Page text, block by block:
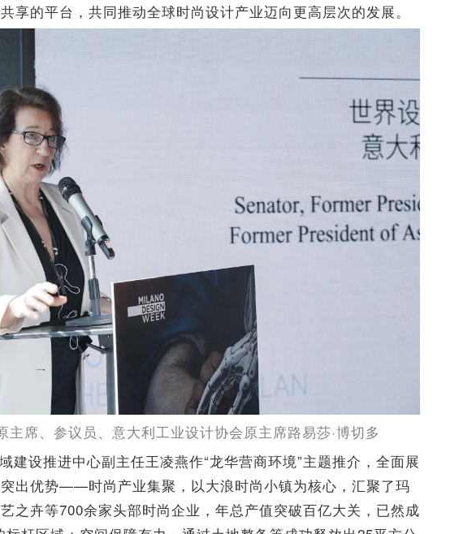
享的平台，共同推动全球时尚设计产业迈向更高层次的发展。
主席、参议员、意大利工业设计协会原主席路易莎·博切多
建设推进中心副主任王凌燕作“龙华营商环境”主题推介，全面展
出优势——时尚产业集聚，以大浪时尚小镇为核心，汇聚了玛
之卉等700余家头部时尚企业，年总产值突破百亿大关，已然成